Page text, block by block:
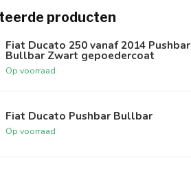
producten
Fiat Ducato 250 vanaf 2014 Pushbar
Bullbar Zwart gepoedercoat
Op voorraad
Fiat Ducato Pushbar Bullbar
Op voorraad